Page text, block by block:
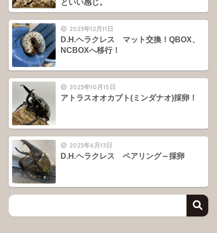
といい感じ。
2023年12月11日
D.H.ヘラクレス マット交換！QBOX、
NCBOXへ移行！
2023年10月15日
アトラスオオカブト(ミンダナオ)採卵！
2023年6月13日
D.H.ヘラクレス ペアリング～採卵